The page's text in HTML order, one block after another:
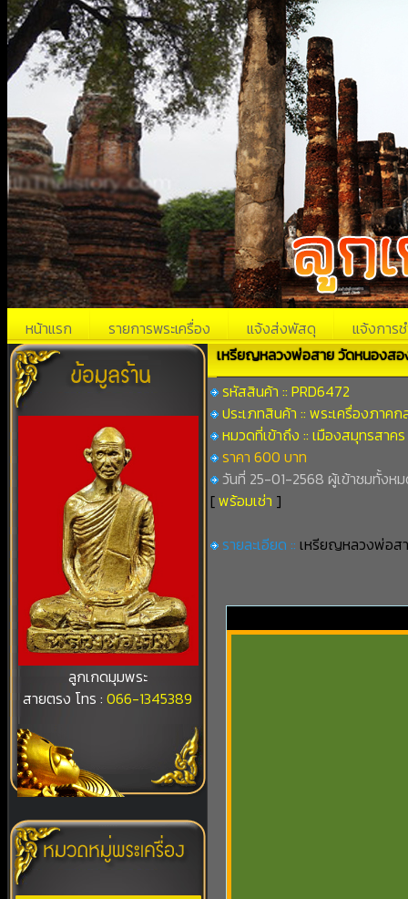
หน้าแรก รายการพระเครื่อง แจ้งส่งพัสดุ แจ้งการช
ลูกเกดมุมพระ
สายตรง โทร :066-1345389
เหรียญหลวงพ่อสาย วัดหนองสอ
รหัสสินค้า :: PRD6472
ประเภทสินค้า :: พระเครื่องภาคก
หมวดที่เข้าถึง :: เมืองสมุทรสาคร
ราคา 600 บาท
วันที่ 25-01-2568 ผู้เข้าชมทั้งห
[พร้อมเช่า ]
รายละเอียด :: เหรียญหลวงพ่อส